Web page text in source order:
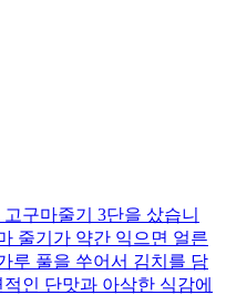
구마줄기 3단을 샀습니
줄기가 약간 익으면 얼른
루 풀을 쑤어서 김치를 담
인 단맛과 아삭한 식감에